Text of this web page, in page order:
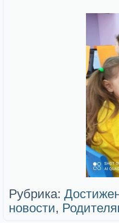
Рубрика:
новости,